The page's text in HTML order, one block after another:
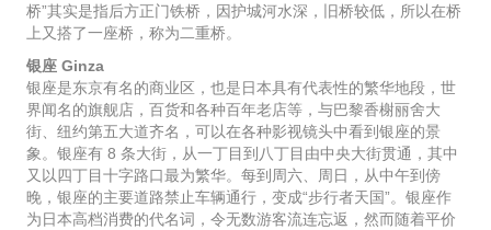
桥”其实是指后方正门铁桥，因护城河水深，旧桥较低，所以在桥
上又搭了一座桥，称为二重桥。
银座 Ginza
银座是东京有名的商业区，也是日本具有代表性的繁华地段，世
界闻名的旗舰店，百货和各种百年老店等，与巴黎香榭丽舍大
街、纽约第五大道齐名，可以在各种影视镜头中看到银座的景
象。银座有 8 条大街，从一丁目到八丁目由中央大街贯通，其中
又以四丁目十字路口最为繁华。每到周六、周日，从中午到傍
晚，银座的主要道路禁止车辆通行，变成“步行者天国”。银座作
为日本高档消费的代名词，令无数游客流连忘返，然而随着平价